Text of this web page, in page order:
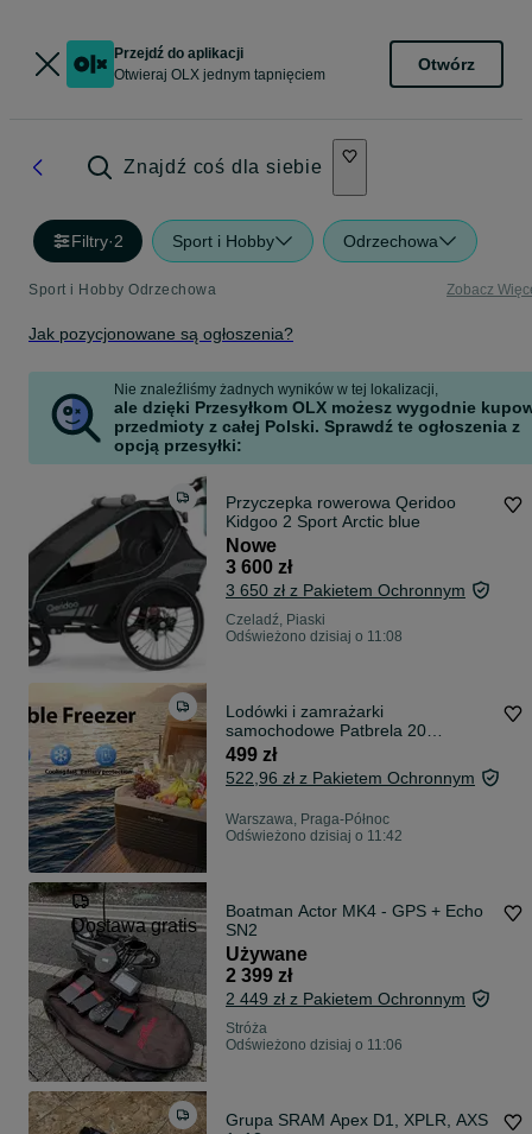
Przejdź do aplikacji
Otwieraj OLX jednym tapnięciem
Otwórz
Znajdź coś dla siebie
Filtry·2 Sport i Hobby Odrzechowa
Sport i Hobby Odrzechowa Zobacz
Jak pozycjonowane są ogłoszenia?
Nie znaleźliśmy żadnych wyników w tej lokalizacji,
ale dzięki Przesyłkom OLX możesz wygodnie
przedmioty z całej Polski. Sprawdź te ogłoszenia z
opcją przesyłki:
Przyczepka rowerowa Qeridoo
Kidgoo 2 Sport Arctic blue
Nowe
3 600 zł
3 650 zł z Pakietem Ochronnym
Czeladź, Piaski
Odświeżono dzisiaj o 11:08
Lodówki i zamrażarki
samochodowe Patbrela 20
12V/24V z kompresorem i
sterowaniem przez aplikację,
kompresorowe lodówki turystyczne
499 zł
522,96 zł z Pakietem Ochronnym
Warszawa, Praga-Północ
Odświeżono dzisiaj o 11:42
Dostawa gratis
Boatman Actor MK4 - GPS + Echo
SN2
Używane
2 399 zł
2 449 zł z Pakietem Ochronnym
Stróża
Odświeżono dzisiaj o 11:06
Grupa SRAM Apex D1, XPLR, AXS